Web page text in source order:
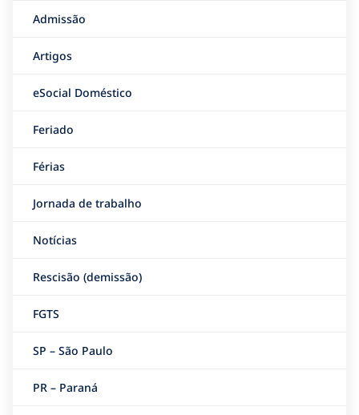
Admissão
Artigos
eSocial Doméstico
Feriado
Férias
Jornada de trabalho
Notícias
Rescisão (demissão)
FGTS
SP – São Paulo
PR – Paraná